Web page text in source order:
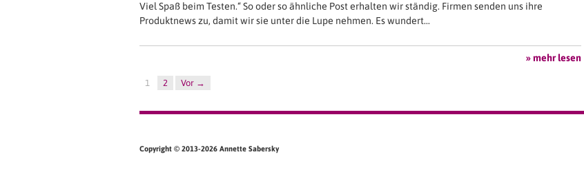
Viel Spaß beim Testen.“ So oder so ähnliche Post erhalten wir ständig. Firmen senden uns ihre
Produktnews zu, damit wir sie unter die Lupe nehmen. Es wundert…
» mehr lesen
1 2 Vor →
Copyright © 2013-2026 Annette Sabersky